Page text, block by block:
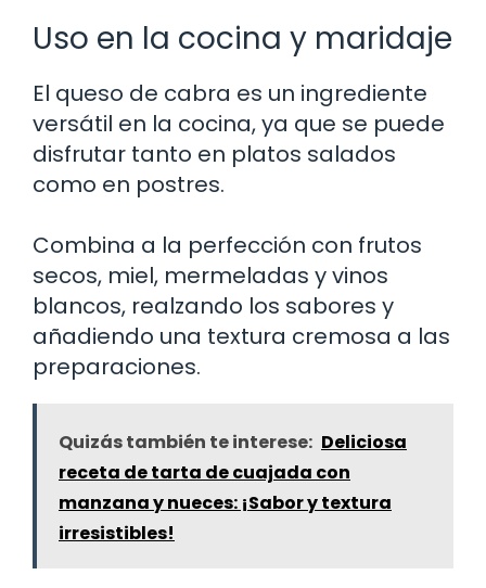
Uso en la cocina y maridaje
El queso de cabra es un ingrediente
versátil en la cocina, ya que se puede
disfrutar tanto en platos salados
como en postres.
Combina a la perfección con frutos
secos, miel, mermeladas y vinos
blancos, realzando los sabores y
añadiendo una textura cremosa a las
preparaciones.
Quizás también te interese: Deliciosa
receta de tarta de cuajada con
manzana y nueces: ¡Sabor y textura
irresistibles!